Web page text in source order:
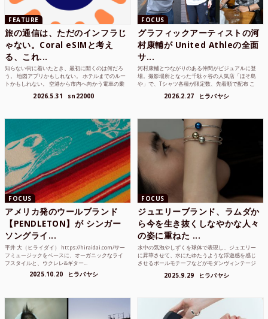
FEATURE
旅の通信は、ただのインフラじ
ゃない。Coral eSIMと考え
る、これ...
知らない街に着いたとき、最初に開くのは何だろ
う。 地図アプリかもしれない。 ホテルまでのルー
トかもしれない。 空港から市内へ向かう電車の乗
2026.5.31 sn22000
FOCUS
グラフィックアーティストの河
村康輔が United Athleの全面
サ...
河村康輔とつながりのある仲間がビジュアルに登
場。撮影場所となった千駄ヶ谷の人気店「ほそ島
や」で、Tシャツ各種が限定数、先着順で配布 こ
2026.2.27 ヒラバヤシ
FOCUS
アメリカ発のウールブランド
【PENDLETON】が シンガー
ソングライ...
平井 大（ヒライダイ） https://hiraidai.com/サー
フミュージックをベースに、オーガニックなライ
フスタイルと、ウクレレ&ギター...
2025.10.20 ヒラバヤシ
FOCUS
ジュエリーブランド、ラムダか
ら今を生き抜くしなやかな人々
の姿に重ねた ...
水中の気泡やしずくを球体で表現し、ジュエリー
に昇華させて、水にたゆたうような浮遊感を感じ
させるボールモチーフなどがモダンヴィンテージ
2025.9.29 ヒラバヤシ